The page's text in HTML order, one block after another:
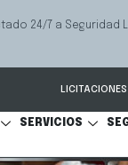
24/7 a Seguridad
LICITACIONES
SERVICIOS